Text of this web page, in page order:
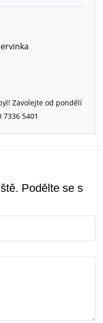
Zavolejte od pondělí
5401
Podělte se s